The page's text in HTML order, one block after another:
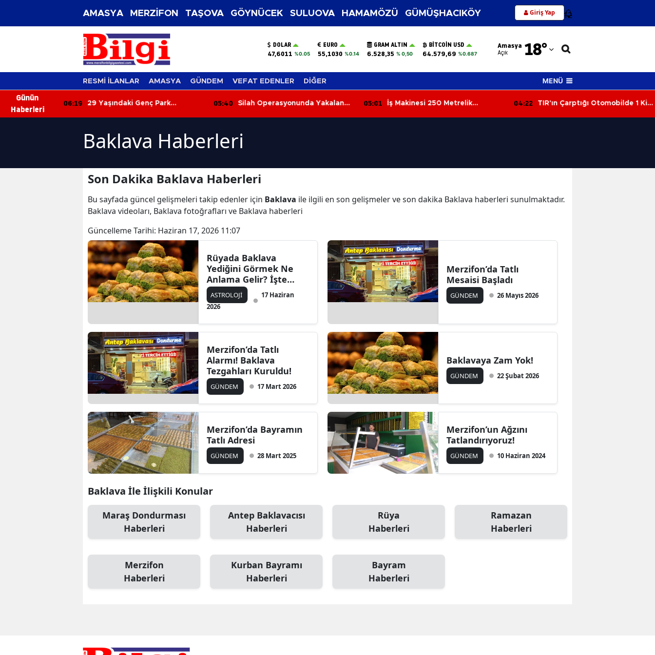
AMASYA MERZİFON TAŞOVA GÖYNÜCEK SULUOVA HAMAMÖZÜ GÜMÜŞHACIKÖY Giriş Yap 12
DOLAR
47,6011 %0.05
EURO
55,1030 %0.14
GRAM ALTIN
6.528,35 % 0,50
BITCOIN USD
64.579,69 %0.687
Amasya
Açık 18°
Adana
Adıyaman
Ağrı
Amasya
Artvin
Bitlis
Diyarbakır
Eskişehir
RESMİ İLANLAR AMASYA GÜNDEM VEFAT EDENLER DİĞER MENÜ
Günün
Haberleri
Hale
06:19
29 Yaşındaki Genç Park
05:40
Silah Operasyonunda Yakalanan
05:01
İş Makinesi 250 Metrelik
04:22
TIR'ın Çarptığı Otomobilde 1 Kişi
Baklava Haberleri
Son Dakika Baklava Haberleri
Bu sayfada güncel gelişmeleri takip edenler için Baklava ile ilgili en son gelişmeler ve son dakika Baklava haberleri sunulmaktadır.
Baklava videoları, Baklava fotoğrafları ve Baklava haberleri
Güncelleme Tarihi: Haziran 17, 2026 11:07
Rüyada Baklava
Yediğini Görmek Ne
Anlama Gelir? İşte
Merak Edilen Yorumlar
ASTROLOJİ
17 Haziran
2026
Merzifon’da Tatlı
Mesaisi Başladı
GÜNDEM 26 Mayıs 2026
Merzifon’da Tatlı
Alarmı! Baklava
Tezgahları Kuruldu!
GÜNDEM 17 Mart 2026
Baklavaya Zam Yok!
GÜNDEM 22 Şubat 2026
Merzifon’da Bayramın
Tatlı Adresi
GÜNDEM 28 Mart 2025
Merzifon’un Ağzını
Tatlandırıyoruz!
GÜNDEM 10 Haziran 2024
Baklava İle İlişkili Konular
Maraş Dondurması
Haberleri
Antep Baklavacısı
Haberleri
Rüya
Haberleri
Ramazan
Haberleri
Merzifon
Haberleri
Kurban Bayramı
Haberleri
Bayram
Haberleri